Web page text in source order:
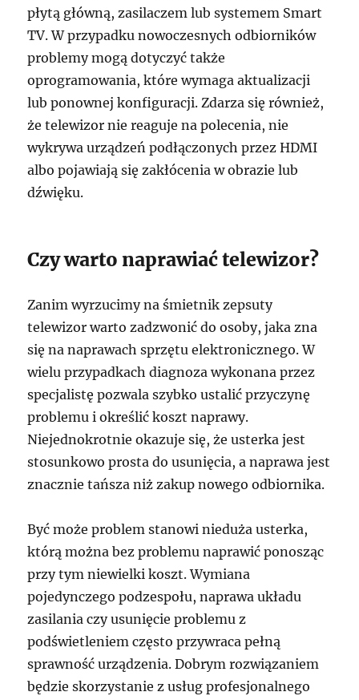
płytą główną, zasilaczem lub systemem Smart
TV. W przypadku nowoczesnych odbiorników
problemy mogą dotyczyć także
oprogramowania, które wymaga aktualizacji
lub ponownej konfiguracji. Zdarza się również,
że telewizor nie reaguje na polecenia, nie
wykrywa urządzeń podłączonych przez HDMI
albo pojawiają się zakłócenia w obrazie lub
dźwięku.
Czy warto naprawiać telewizor?
Zanim wyrzucimy na śmietnik zepsuty
telewizor warto zadzwonić do osoby, jaka zna
się na naprawach sprzętu elektronicznego. W
wielu przypadkach diagnoza wykonana przez
specjalistę pozwala szybko ustalić przyczynę
problemu i określić koszt naprawy.
Niejednokrotnie okazuje się, że usterka jest
stosunkowo prosta do usunięcia, a naprawa jest
znacznie tańsza niż zakup nowego odbiornika.
Być może problem stanowi nieduża usterka,
którą można bez problemu naprawić ponosząc
przy tym niewielki koszt. Wymiana
pojedynczego podzespołu, naprawa układu
zasilania czy usunięcie problemu z
podświetleniem często przywraca pełną
sprawność urządzenia. Dobrym rozwiązaniem
będzie skorzystanie z usług profesjonalnego